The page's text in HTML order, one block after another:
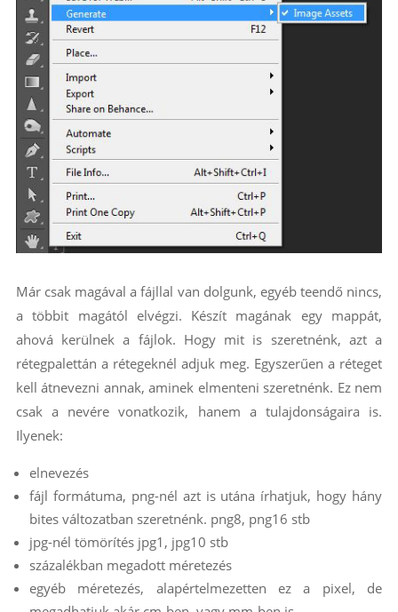
Már csak magával a fájllal van dolgunk, egyéb teendő nincs,
a többit magától elvégzi. Készít magának egy mappát,
ahová kerülnek a fájlok. Hogy mit is szeretnénk, azt a
rétegpalettán a rétegeknél adjuk meg. Egyszerűen a réteget
kell átnevezni annak, aminek elmenteni szeretnénk. Ez nem
csak a nevére vonatkozik, hanem a tulajdonságaira is.
Ilyenek:
elnevezés
fájl formátuma, png-nél azt is utána írhatjuk, hogy hány
bites változatban szeretnénk. png8, png16 stb
jpg-nél tömörítés jpg1, jpg10 stb
százalékban megadott méretezés
egyéb méretezés, alapértelmezetten ez a pixel, de